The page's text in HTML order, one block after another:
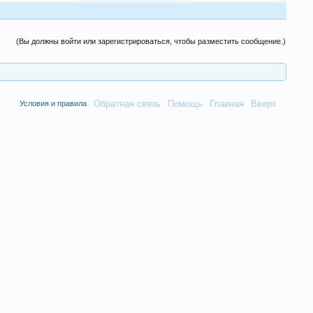
(Вы должны войти или зарегистрироваться, чтобы разместить сообщение.)
Обратная связь Помощь Главная Вверх
Условия и правила